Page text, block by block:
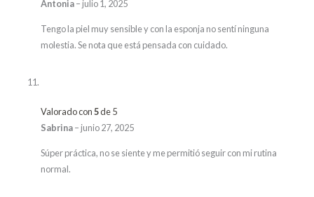
Antonia– julio 1, 2025
Tengo la piel muy sensible y con la esponja no sentí ninguna
molestia. Se nota que está pensada con cuidado.
Valorado con5de 5
Sabrina– junio 27, 2025
Súper práctica, no se siente y me permitió seguir con mi rutina
normal.